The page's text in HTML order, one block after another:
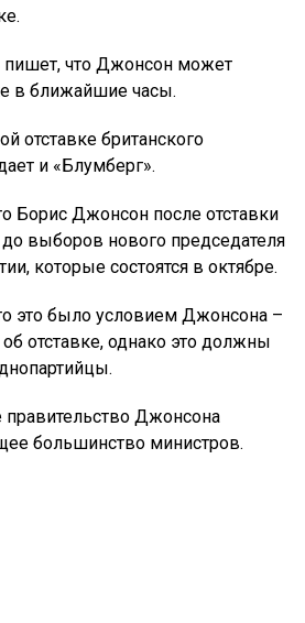
что Джонсон может
в ближайшие часы.
отставке британского
и «Блумберг».
Борис Джонсон после отставки
до выборов нового председателя
которые состоятся в октябре.
это было условием Джонсона –
отставке, однако это должны
правительство Джонсона
большинство министров.